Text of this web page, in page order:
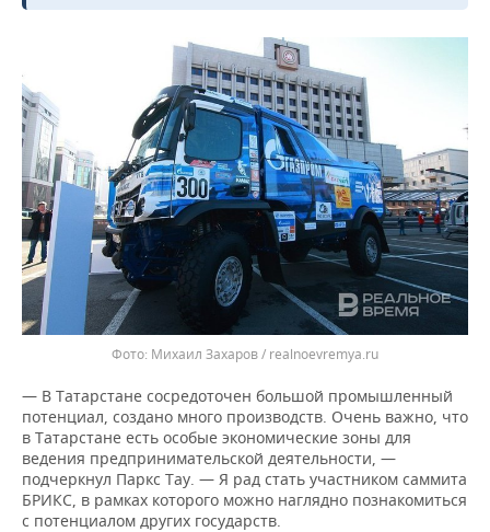
Михаил Захаров / realnoevremya.ru
— В Татарстане сосредоточен большой промышленный
потенциал, создано много производств. Очень важно, что
в Татарстане есть особые экономические зоны для
ведения предпринимательской деятельности, —
подчеркнул Паркс Тау. — Я рад стать участником саммита
БРИКС, в рамках которого можно наглядно познакомиться
с потенциалом других государств.